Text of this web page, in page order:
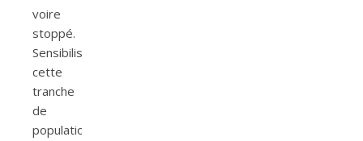
voire
stoppé.
Sensibiliser
cette
tranche
de
population